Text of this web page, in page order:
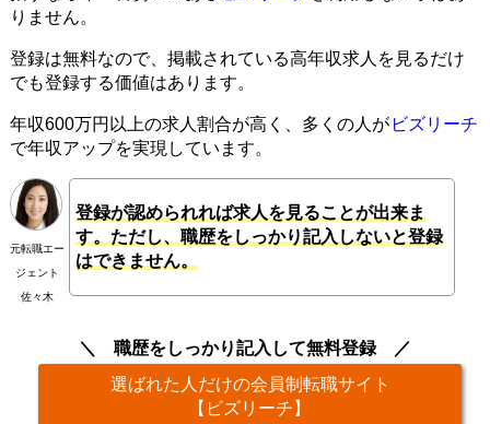
りません。
登録は無料なので、掲載されている高年収求人を見るだけ
でも登録する価値はあります。
年収600万円以上の求人割合が高く、多くの人が ビズリーチ
で年収アップを実現しています。
元転職エー
ジェント
佐々木
登録が認められれば求人を見ることが出来ま
す。ただし、職歴をしっかり記入しないと登録
はできません。
職歴をしっかり記入して無料登録
選ばれた人だけの会員制転職サイト
【ビズリーチ】